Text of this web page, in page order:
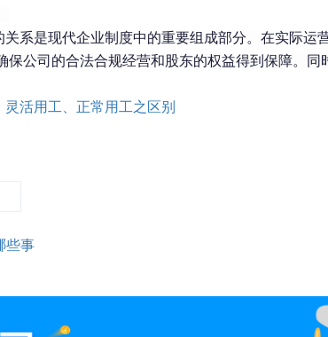
系是现代企业制度中的重要组成部分。在实际运
公司的合法合规经营和股东的权益得到保障。
活用工、正常用工之区别
些事